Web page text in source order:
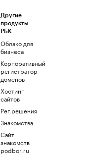
Другие
продукты
РБК
Облако для
бизнеса
Корпоративный
регистратор
доменов
Хостинг
сайтов
Рег.решения
Знакомства
Сайт
знакомств
podbor.ru